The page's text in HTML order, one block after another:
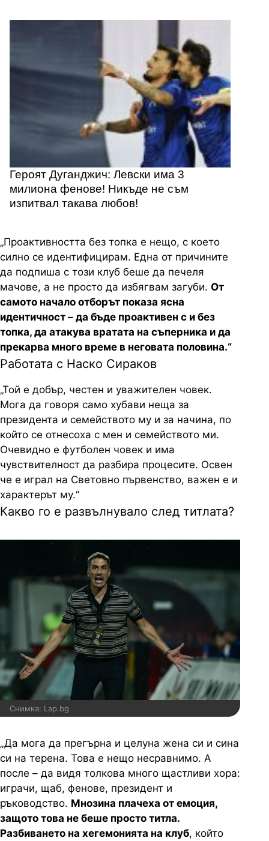
Героят Дуганджич: Левски има 3
милиона фенове! Никъде не съм
изпитвал такава любов!
„Проактивността без топка е нещо, с което
силно се идентифицирам. Една от причините
да подпиша с този клуб беше да печеля
мачове, а не просто да избягвам загуби. От
самото начало отборът показа ясна
идентичност – да бъде проактивен с и без
топка, да атакува вратата на съперника и да
прекарва много време в неговата половина.“
Работата с Наско Сираков
„Той е добър, честен и уважителен човек.
Мога да говоря само хубави неща за
президента и семейството му и за начина, по
който се отнесоха с мен и семейството ми.
Очевидно е футболен човек и има
чувствителност да разбира процесите. Освен
че е играл на Световно първенство, важен е и
характерът му.“
Какво го е развълнувало след титлата?
Снимка: Lap.bg
„Да мога да прегърна и целуна жена си и сина
си на терена. Това е нещо несравнимо. А
после – да видя толкова много щастливи хора:
играчи, щаб, фенове, президент и
ръководство. Мнозина плачеха от емоция,
защото това не беше просто титла.
Разбиването на хегемонията на клуб, който